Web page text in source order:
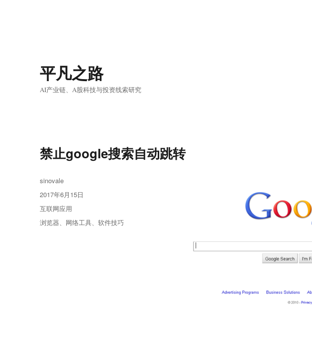
平凡之路
AI产业链、A股科技与投资线索研究
禁止google搜索自动跳转
作
者
sinovale
发
布
于
2017年6月15日
分
类
互联网应用
标
浏览器、 网络工具、软件技巧